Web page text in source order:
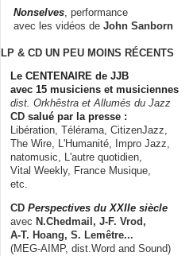
Nonselves , performance
avec les vidéos de John Sanborn
LP & CD UN PEU MOINS RÉCENTS
Le CENTENAIRE de JJB
avec 15 musiciens et musiciennes
dist. Orkhêstra et Allumés du Jazz
CD salué par la presse :
Libération, Télérama, CitizenJazz,
The Wire, L'Humanité, Impro Jazz,
natomusic, L'autre quotidien,
Vital Weekly, France Musique,
etc.
CD Perspectives du XXIIe siècle
avec N.Chedmail, J-F. Vrod,
A-T. Hoang, S. Lemêtre...
(MEG-AIMP, dist.Word and Sound)